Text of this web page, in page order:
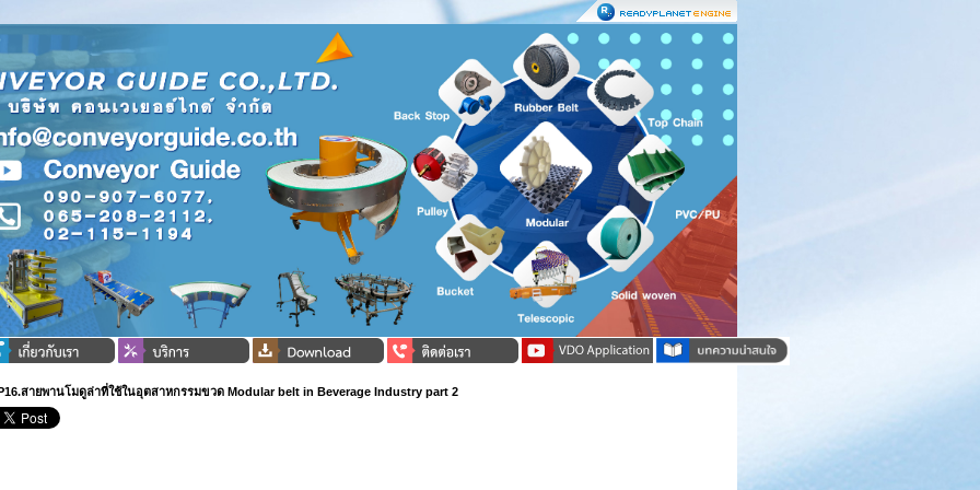
สายพานโมดูล่าที่ใช้ในอุตสาหกรรมขวด Modular belt in Beverage Industry part 2